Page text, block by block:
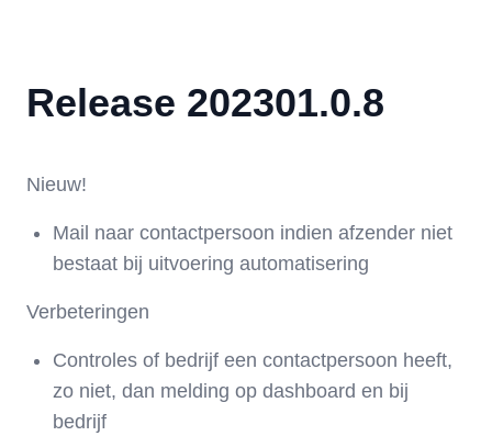
Release 202301.0.8
Nieuw!
Mail naar contactpersoon indien afzender niet
bestaat bij uitvoering automatisering
Verbeteringen
Controles of bedrijf een contactpersoon heeft,
zo niet, dan melding op dashboard en bij
bedrijf